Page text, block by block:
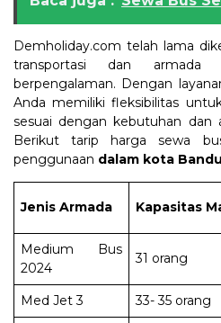
Demholiday.com telah lama
transportasi dan armada
berpengalaman. Dengan
Anda memiliki fleksibilitas
sesuai dengan kebutuhan dan
Berikut tarip harga sewa
penggunaan dalam kota
Jenis Armada Kapasitas
Medium Bus
2024
31 orang
Med Jet 3 33- 35 orang